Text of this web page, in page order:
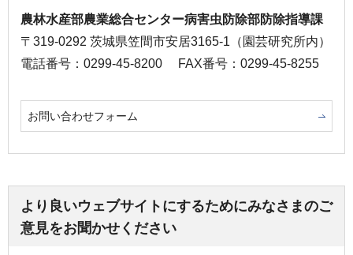
農林水産部農業総合センター病害虫防除部防除指導課
〒319-0292 茨城県笠間市安居3165-1（園芸研究所内）
電話番号：0299-45-8200
FAX番号：0299-45-8255
お問い合わせフォーム
より良いウェブサイトにするためにみなさまのご
意見をお聞かせください